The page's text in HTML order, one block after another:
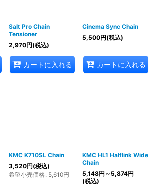
Salt Pro Chain
Tensioner
2,970円(税込)
カートに入れる
Cinema Sync Chain
5,500円(税込)
カートに入れる
KMC K710SL Chain
3,520円(税込)
希望小売価格: 5,610円
KMC HL1 Halflink Wide
Chain
5,148円 ～5,874円
(税込)